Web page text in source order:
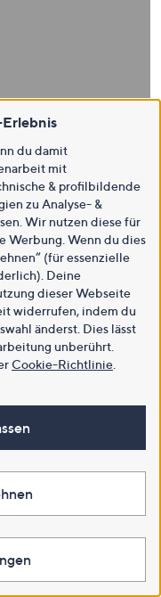
du damit
mit
& profilbildende
zu Analyse- &
Wir nutzen diese für
Werbung. Wenn du dies
(für essenzielle
Deine
dieser Webseite
widerrufen, indem du
änderst. Dies lässt
unberührt.
Cookie-Richtlinie